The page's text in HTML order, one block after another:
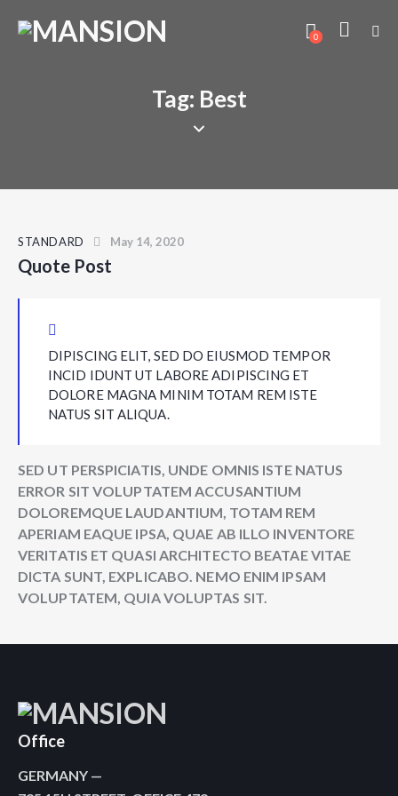
0
Tag: Best
STANDARD May 14, 2020
Quote Post
DIPISCING ELIT, SED DO EIUSMOD TEMPOR
INCID IDUNT UT LABORE ADIPISCING ET
DOLORE MAGNA MINIM TOTAM REM ISTE
NATUS SIT ALIQUA.
SED UT PERSPICIATIS, UNDE OMNIS ISTE NATUS
ERROR SIT VOLUPTATEM ACCUSANTIUM
DOLOREMQUE LAUDANTIUM, TOTAM REM
APERIAM EAQUE IPSA, QUAE AB ILLO INVENTORE
VERITATIS ET QUASI ARCHITECTO BEATAE VITAE
DICTA SUNT, EXPLICABO. NEMO ENIM IPSAM
VOLUPTATEM, QUIA VOLUPTAS SIT.
Office
GERMANY —